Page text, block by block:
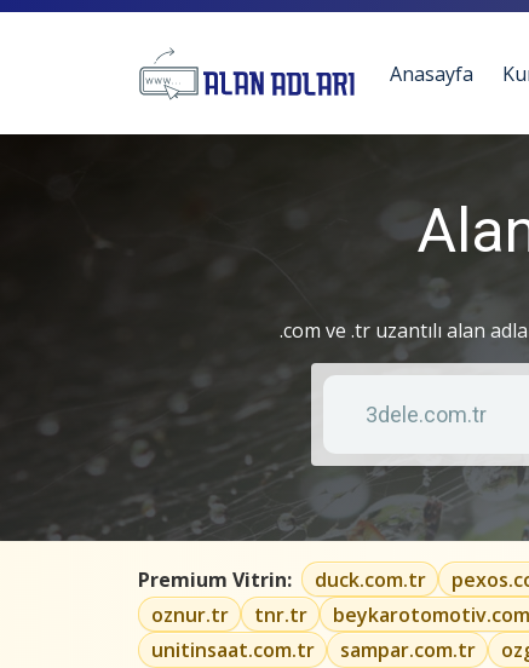
Anasayfa
.com ve .tr uzantılı alan
Anahtar kelime
Liste türü
Premium Vitrin: duck.com.tr
oznur.tr
tnr.tr beykarotomotiv.com
unitinsaat.com.tr
sampar.com.tr